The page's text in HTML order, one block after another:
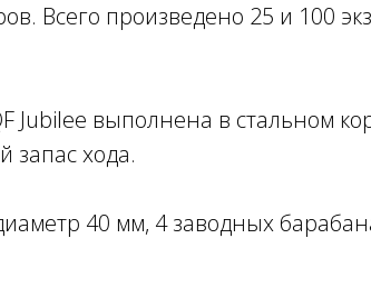
Всего произведено 25 и 100
Jubilee выполнена в стальном
запас хода.
40 мм, 4 заводных